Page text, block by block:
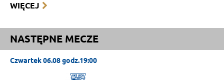
WIĘCEJ
NASTĘPNE MECZE
Czwartek 06.08 godz.19:00